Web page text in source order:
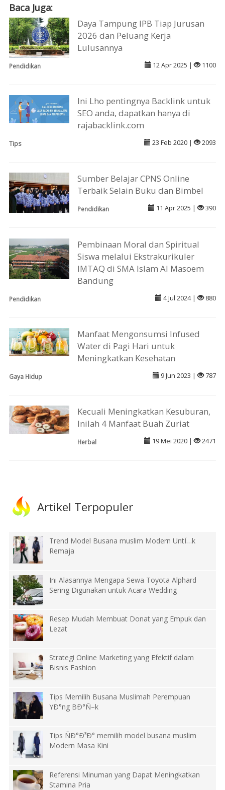
Baca Juga:
Daya Tampung IPB Tiap Jurusan
2026 dan Peluang Kerja
Lulusannya
Pendidikan 12 Apr 2025 | 1100
Ini Lho pentingnya Backlink untuk
SEO anda, dapatkan hanya di
rajabacklink.com
Tips 23 Feb 2020 | 2093
Sumber Belajar CPNS Online
Terbaik Selain Buku dan Bimbel
Pendidikan 11 Apr 2025 | 390
Pembinaan Moral dan Spiritual
Siswa melalui Ekstrakurikuler
IMTAQ di SMA Islam Al Masoem
Bandung
Pendidikan 4 Jul 2024 | 880
Manfaat Mengonsumsi Infused
Water di Pagi Hari untuk
Meningkatkan Kesehatan
Gaya Hidup 9 Jun 2023 | 787
Kecuali Meningkatkan Kesuburan,
Inilah 4 Manfaat Buah Zuriat
Herbal 19 Mei 2020 | 2471
Artikel Terpopuler
Trend Model Busana muslim Modern UntÏ…k
Remaja
Ini Alasannya Mengapa Sewa Toyota Alphard
Sering Digunakan untuk Acara Wedding
Resep Mudah Membuat Donat yang Empuk dan
Lezat
Strategi Online Marketing yang Efektif dalam
Bisnis Fashion
Tips Memilih Busana Muslimah Perempuan
YÐ°ng BÐ°Ñ–k
Tips ÑÐ°Ð³Ð° memilih model busana muslim
Modern Masa Kini
Referensi Minuman yang Dapat Meningkatkan
Stamina Pria